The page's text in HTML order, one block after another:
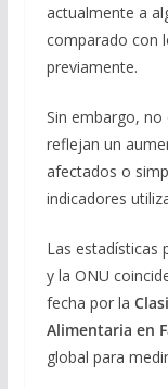
actualmente a
comparado con
previamente.
Sin embargo, no
reflejan un
afectados o
indicadores
Las estadísticas
y la ONU
fecha por la
Alimentaria en
global para